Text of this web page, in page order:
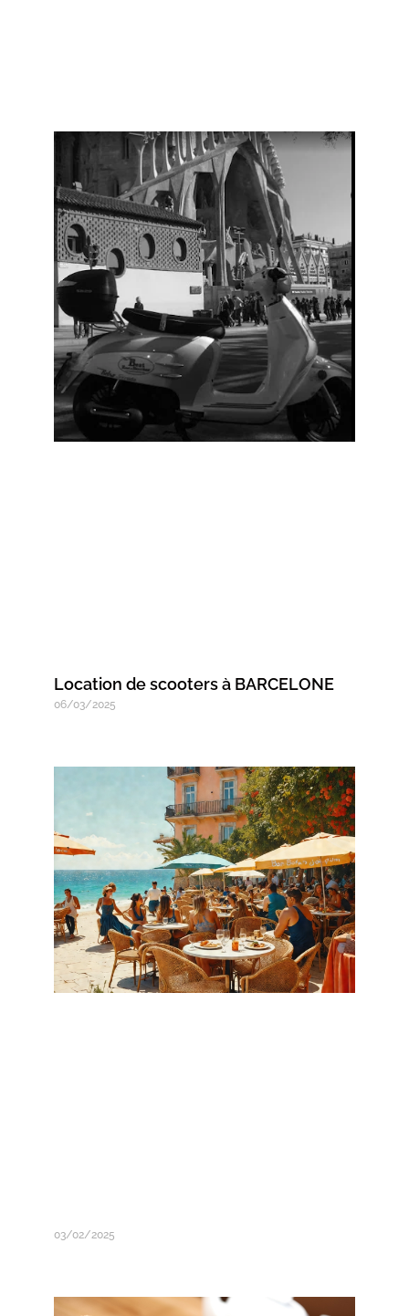
Location de scooters à BARCELONE
06/03/2025
03/02/2025